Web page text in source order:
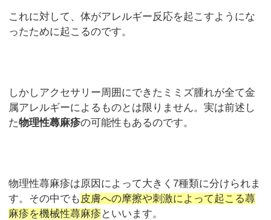
これに対して、体がアレルギー反応を起こすようにな
ったために起こるのです。
しかしアクセサリー周囲にできたミミズ腫れが全て金
属アレルギーによるものとは限りません。実は前述し
た物理性蕁麻疹の可能性もあるのです。
物理性蕁麻疹は原因によって大きく7種類に分けられま
す。その中でも 皮膚への摩擦や刺激によって起こる蕁
麻疹を機械性蕁麻疹 といいます。